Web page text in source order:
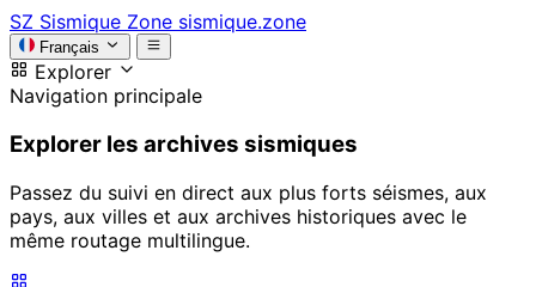
SZ Sismique Zone sismique.zone
Français
Explorer
Navigation principale
Explorer les archives sismiques
Passez du suivi en direct aux plus forts séismes, aux
pays, aux villes et aux archives historiques avec le
même routage multilingue.